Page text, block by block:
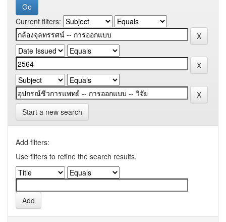
Current filters:
Start a new search
Add filters:
Use filters to refine the search results.